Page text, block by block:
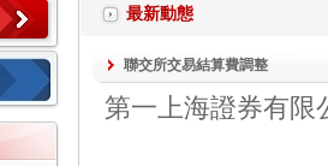
最新動態
聯交所交易結算費調整
第一上海證券有限